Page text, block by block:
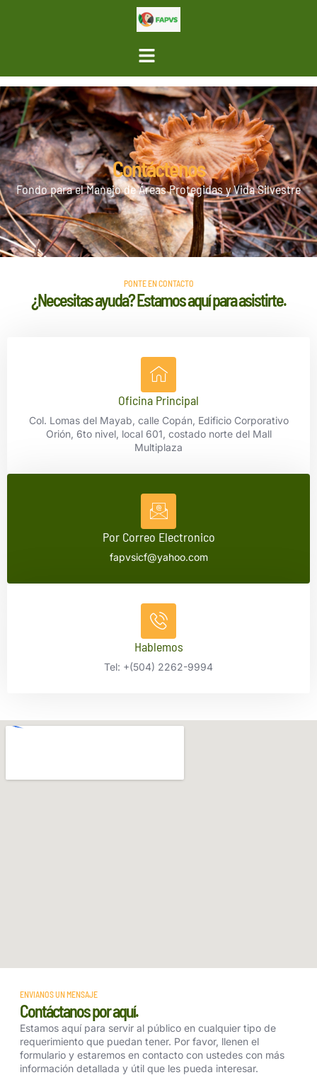
Contáctenos
Fondo para el Manejo de Áreas Protegidas y Vida Silvestre
PONTE EN CONTACTO
¿Necesitas ayuda? Estamos aquí para asistirte.
Oficina Principal
Col. Lomas del Mayab, calle Copán, Edificio Corporativo
Orión, 6to nivel, local 601, costado norte del Mall
Multiplaza
Por Correo Electronico
fapvsicf@yahoo.com
Hablemos
Tel: +(504) 2262-9994
ENVIANOS UN MENSAJE
Contáctanos por aquí.
Estamos aquí para servir al público en cualquier tipo de
requerimiento que puedan tener. Por favor, llenen el
formulario y estaremos en contacto con ustedes con más
información detallada y útil que les pueda interesar.